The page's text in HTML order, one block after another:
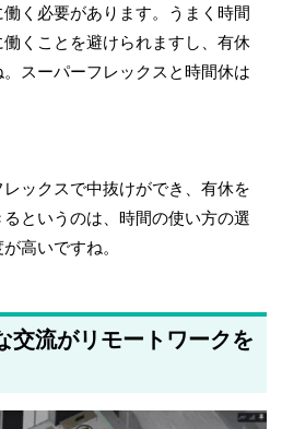
く必要があります。うまく時間
くことを避けられますし、有休
スーパーフレックスと時間休は
ックスで中抜けができ、有休を
というのは、時間の使い方の選
高いですね。
交流がリモートワークを